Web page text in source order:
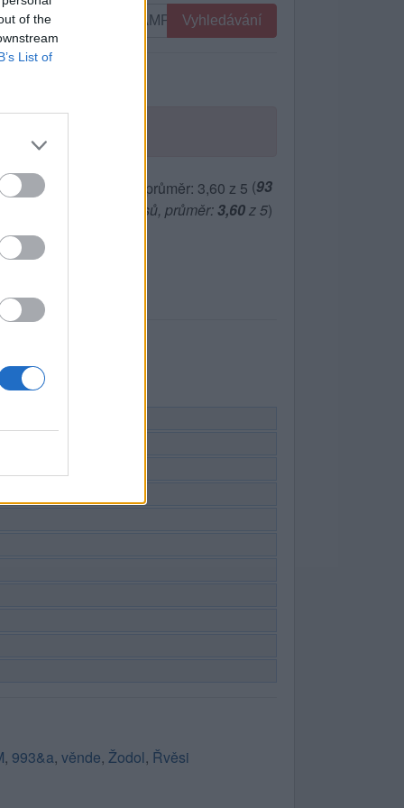
of the
List of
Vyhledávání
(93
hlasů, průměr:3,60z 5)
, 993&a, věnde, Žodol, Řvěsi